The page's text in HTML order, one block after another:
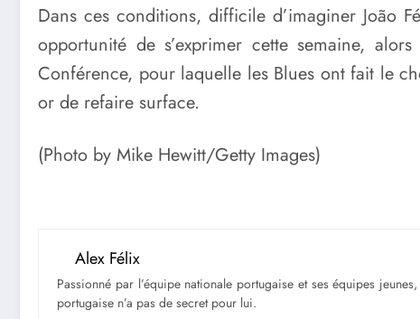
Dans ces conditions, difficile d’imaginer João
opportunité de s’exprimer cette semaine,
Conférence, pour laquelle les Blues ont fait le
or de refaire surface.
(Photo by Mike Hewitt/Getty Images)
Alex Félix
Passionné par l’équipe nationale portugaise et ses équipes
portugaise n’a pas de secret pour lui.